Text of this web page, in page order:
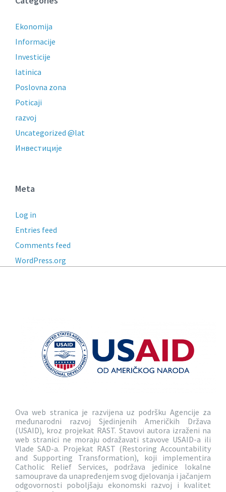
Ekonomija
Informacije
Investicije
latinica
Poslovna zona
Poticaji
razvoj
Uncategorized @lat
Инвестиције
Meta
Log in
Entries feed
Comments feed
WordPress.org
Ova web stranica je razvijena uz podršku Agencije za
međunarodni razvoj Sjedinjenih Američkih Država
(USAID), kroz projekat RAST. Stavovi autora izraženi na
web stranici ne moraju odražavati stavove USAID-a ili
Vlade SAD-a. Projekat RAST (Restoring Accountability
and Supporting Transformation), koji implementira
Catholic Relief Services, podržava jedinice lokalne
samouprave da unapređenjem svog djelovanja i jačanjem
odgovornosti poboljšaju ekonomski razvoj i kvalitet